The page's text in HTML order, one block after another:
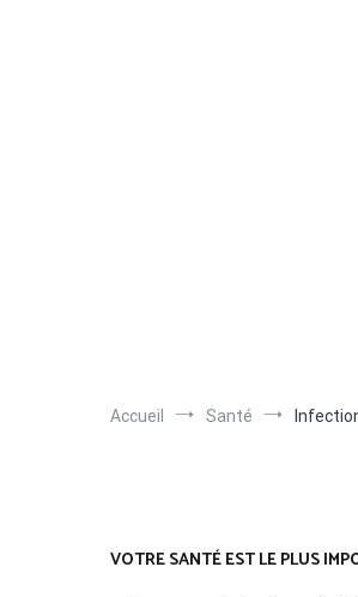
Accueil Santé
VOTRE SANTÉ EST LE PLUS